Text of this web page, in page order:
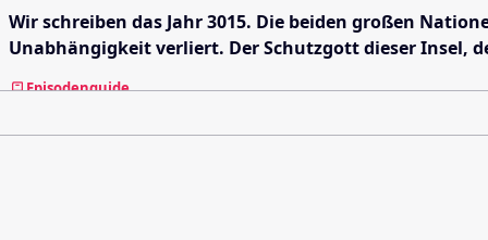
Wir schreiben das Jahr 3015. Die beiden großen
Unabhängigkeit verliert. Der Schutzgott dieser Insel,
Episodenguide